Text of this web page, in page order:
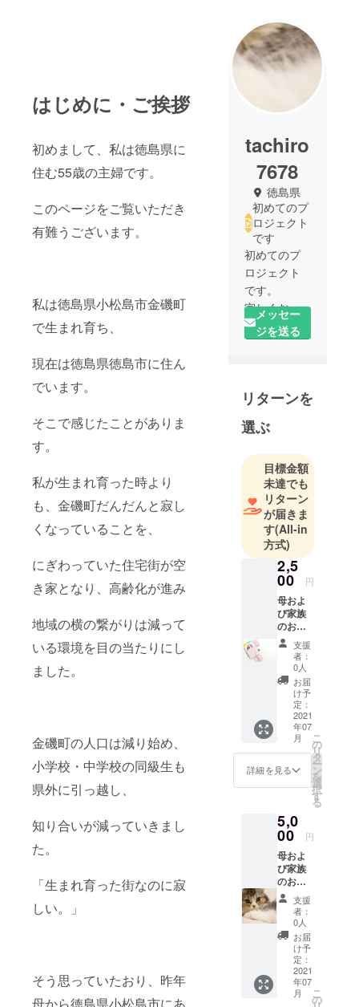
はじめに・ご挨拶
初めまして、私は徳島県に
住む55歳の主婦です。
このページをご覧いただき
有難うございます。
私は徳島県小松島市金磯町
で生まれ育ち、
現在は徳島県徳島市に住ん
でいます。
そこで感じたことがありま
す。
私が生まれ育った時より
も、金磯町だんだんと寂し
くなっていることを、
にぎわっていた住宅街が空
き家となり、高齢化が進み
地域の横の繋がりは減って
いる環境を目の当たりにし
ました。
金磯町の人口は減り始め、
小学校・中学校の同級生も
県外に引っ越し、
知り合いが減っていきまし
た。
「生まれ育った街なのに寂
しい。」
そう思っていたおり、昨年
tachiro
7678
徳島県
初めてのプ
ロジェクト
です
初めてのプ
ロジェクト
です。
宜しくお願
いします。
メッセー
ジを送る
リターンを
選ぶ
目標金額
未達でも
リターン
が届きま
す(All-in
方式)
2,5
00 円
母およ
び家族
のお礼
の気持
ちを
メール
にてお
伝えさ
せてい
ただき
ます。
支援
者：
0人
お届
け予
定：
2021
年07
月
詳細を見る
こ
の
リ
タ
ー
ン
を
選
択
す
る
5,0
00 円
母およ
び家族
のお礼
の気持
ちを直
筆の手
紙にて
お伝え
させて
頂きま
す。自
宅の飼
支援
者：
0人
お届
け予
定：
2021
年07
月
こ
の